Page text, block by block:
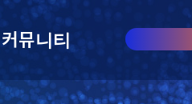
커뮤니티